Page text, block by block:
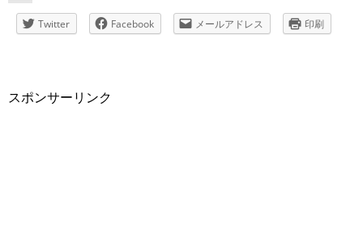
Twitter Facebook メールアドレス 印刷
スポンサーリンク